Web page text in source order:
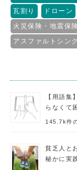
瓦割り
ドローン
火災保険・地震保険
アスファルトシン
【用語集
らなくて
145.7k件
貧乏人と
秘かに実